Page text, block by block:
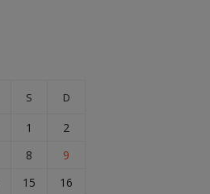
S D
1
2
8
9
15
16